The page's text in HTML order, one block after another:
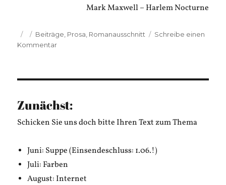
Mark Maxwell – Harlem Nocturne
Veröffentlicht
am
Kategorien
Beiträge Prosa Romanausschnitt
Schreibe einen
Kommentarzu
Ein
Herz
Zunächst:
Schicken Sie uns doch bitte Ihren Text zum Thema
Juni: Suppe (Einsendeschluss: 1.06.!)
Juli: Farben
August: Internet